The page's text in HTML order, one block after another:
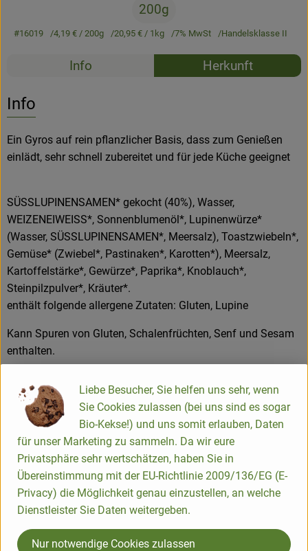
200g
#16019 4,19 € / 200g 20,95 € / 1kg 7% MwSt Handelsklasse II
Rezepte
Info Herkunft
Info
Ein Gyros auf rein pflanzlicher Basis, dass zum Genießen
einlädt, sehr schnell zubereitet und für jede Küche geeignet
SÜSSLUPINENSAMEN* gekocht (40%), Wasser,
WEIZENEIWEISS*, Sonnenblumenöl*, Lupinenwürze*
(Wasser, SÜSSLUPINENSAMEN*, Meersalz), Toastzwiebeln*,
Gemüse* (Zwiebel*, Pastinaken*, Karotten*), Meersalz,
Kartoffelstärke*, Gewürze*, Paprika*, Knoblauch*,
Steinpilzpulver*, Kräuter*.
enthält folgende allergene Zutaten: Gluten, Lupine
Kann Spuren von Gluten, Schalenfrüchten, Senf und Sesam
enthalten.
Produktinformationen
Zutaten
Liebe Besucher, Sie helfen uns sehr, wenn
Sie Cookies zulassen (bei uns sind es sogar
Bio-Kekse!) und uns somit erlauben, Daten
für unser Marketing zu sammeln. Da wir eure
Privatsphäre sehr wertschätzen, haben Sie in
Übereinstimmung mit der EU-Richtlinie 2009/136/EG (E-
Privacy) die Möglichkeit genau einzustellen, an welche
Dienstleister Sie Daten weitergeben.
Nur notwendige Cookies zulassen